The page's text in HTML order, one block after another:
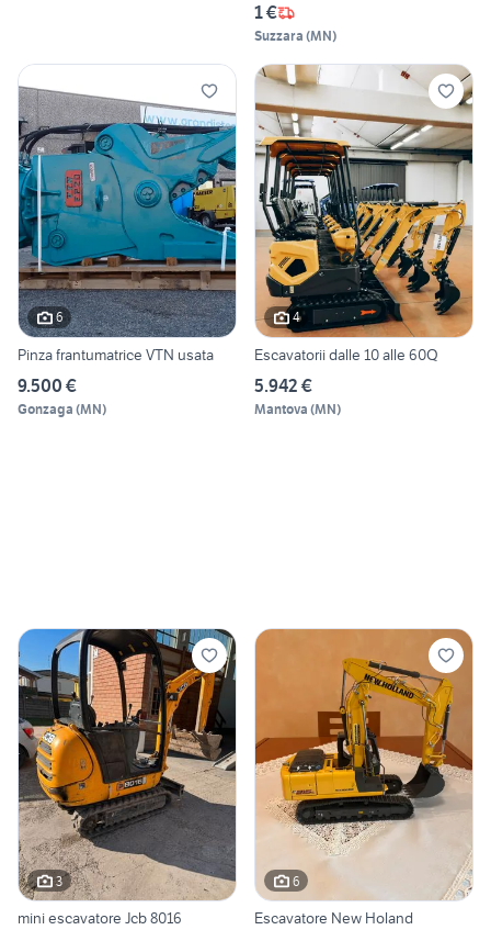
1 €
Suzzara (MN)
6
Pinza frantumatrice VTN usata
9.500 €
Gonzaga (MN)
4
Escavatorii dalle 10 alle 60Q
5.942 €
Mantova (MN)
3
mini escavatore Jcb 8016
6
Escavatore New Holand